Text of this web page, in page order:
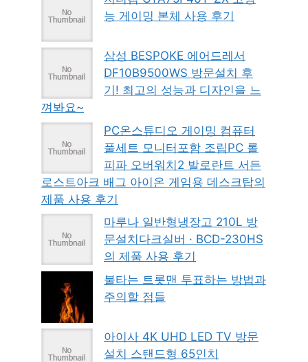
능 게이밍 본체 사용 후기
삼성 BESPOKE 에어드레서
DF10B9500WS 방문설치 후
기! 최고의 성능과 디자인을 느
껴봐요~
PC온스튜디오 게이밍 컴퓨터
풀세트 모니터포함 조립PC 롤
피파 오버워치2 발로란트 서든
로스트아크 배그 아이온 게임용 데스크탑의
제품 사용 후기
마루나 일반형냉장고 210L 방
문설치다크실버 · BCD-230HS
의 제품 사용 후기
불타는 트롯맨 투표하는 방법과
주의할 점들
아이사 4K UHD LED TV 방문
설치 스탠드형 65인치